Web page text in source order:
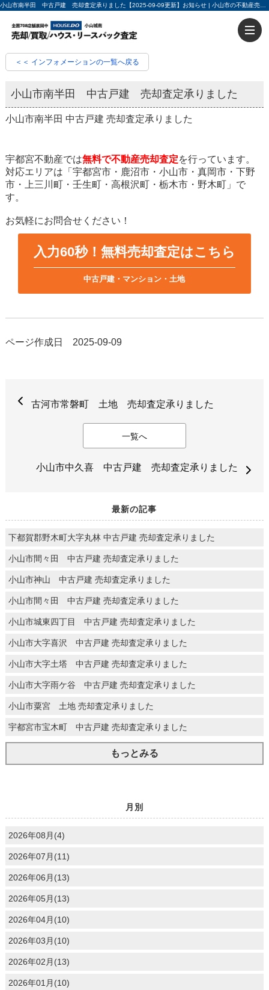
＜＜ インフォメーションの一覧へ戻る
小山市南半田 中古戸建 売却査定承りました
小山市南半田 中古戸建 売却査定承りました
宇都宮不動産では無料で不動産売却査定を行っています。
対応エリアは「宇都宮市・鹿沼市・小山市・真岡市・下野
市・上三川町・壬生町・高根沢町・栃木市・野木町」で
す。
お気軽にお問合せください！
入力60秒！無料売却査定はこちら
中古戸建・マンション・土地
ページ作成日 2025-09-09
古河市常磐町 土地 売却査定承りました
一覧へ
小山市中久喜 中古戸建 売却査定承りました
最新の記事
下都賀郡野木町大字丸林 中古戸建 売却査定承りました
小山市間々田 中古戸建 売却査定承りました
小山市神山 中古戸建 売却査定承りました
小山市間々田 中古戸建 売却査定承りました
小山市城東四丁目 中古戸建 売却査定承りました
小山市大字喜沢 中古戸建 売却査定承りました
小山市大字土塔 中古戸建 売却査定承りました
小山市大字雨ケ谷 中古戸建 売却査定承りました
小山市粟宮 土地 売却査定承りました
宇都宮市宝木町 中古戸建 売却査定承りました
もっとみる
月別
2026年08月(4)
2026年07月(11)
2026年06月(13)
2026年05月(13)
2026年04月(10)
2026年03月(10)
2026年02月(13)
2026年01月(10)